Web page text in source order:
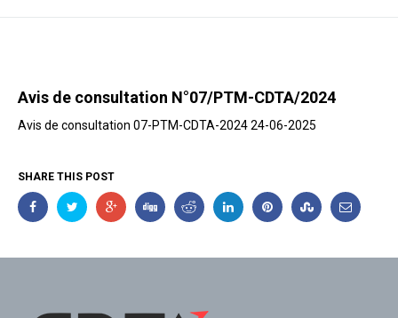
Avis de consultation N°07/PTM-CDTA/2024
Avis de consultation 07-PTM-CDTA-2024 24-06-2025
SHARE THIS POST